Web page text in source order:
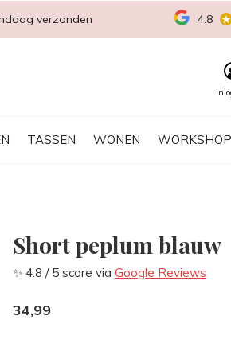
TASSEN WONEN
verzonden 4.8
Short peplum blauw
✨ 4.8 / 5 score via Google Reviews
34,99